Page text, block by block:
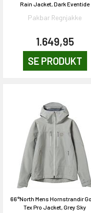
Rain Jacket, Dark Eventide
Pakbar Regnjakke
1.649,95
SE PRODUKT
66°North Mens Hornstrandir
Tex Pro Jacket, Grey Sky